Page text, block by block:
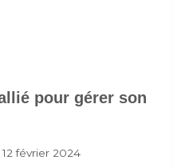
pour gérer son
12 février 2024